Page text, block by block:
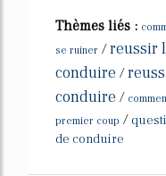
Thèmes liés :
se ruiner /reussir
conduire /
conduire /
premier coup /
de conduire